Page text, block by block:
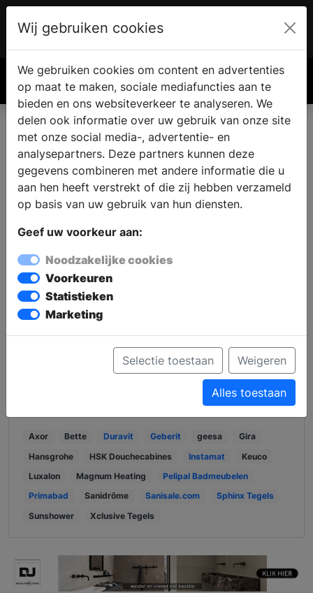
€ 0.00
Sanisale Purmerend
Sanisale Purmerend
Nieuwe Gouw 24
1442 LE PURMEREND
Navigeer met:
Navigeer met Google Maps
Navigeer met Kaarten
Wij verkopen de volgende merken:
Axor Bette Duravit Geberit geesa
Gira
Hansgrohe
HSK Douchecabines Instamat
Keuco
Luxalon
Magnum Heating
Pelipal Badmeubelen
Primabad
Sanidrõme Sanisale.com
Sphinx Tegels
Sunshower
Xclusive Tegels
Wij gebruiken cookies
We gebruiken cookies om content en advertenties
op maat te maken, sociale mediafuncties aan te
bieden en ons websiteverkeer te analyseren. We
delen ook informatie over uw gebruik van onze site
met onze social media-, advertentie- en
analysepartners. Deze partners kunnen deze
gegevens combineren met andere informatie die u
aan hen heeft verstrekt of die zij hebben verzameld
op basis van uw gebruik van hun diensten.
Geef uw voorkeur aan:
Noodzakelijke cookies
Voorkeuren
Statistieken
Marketing
Selectie toestaan Weigeren
Alles toestaan